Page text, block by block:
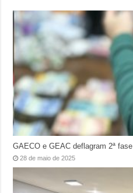
GAECO e GEAC deflagram 2ª
28 de maio de 2025